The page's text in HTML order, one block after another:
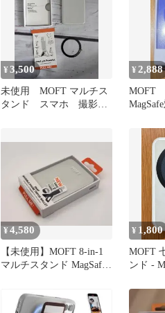
¥3,500
未使用 MOFT マルチス
タンド スマホ 撮影
¥ 2,888
MOFT
¥4,580
【未使用】MOFT 8-in-1
マルチスタンド MagSafe
¥ 1,800
MOFT
ンド -